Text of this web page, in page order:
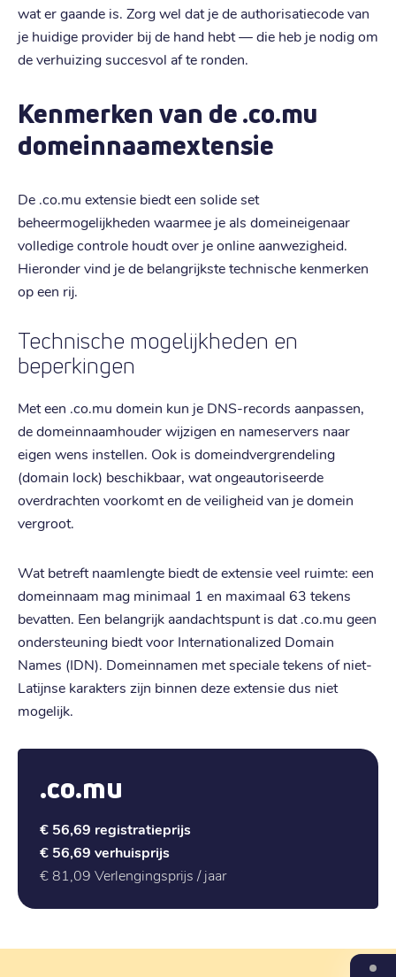
wat er gaande is. Zorg wel dat je de authorisatiecode van
je huidige provider bij de hand hebt — die heb je nodig om
de verhuizing succesvol af te ronden.
Kenmerken van de .co.mu
domeinnaamextensie
De .co.mu extensie biedt een solide set
beheermogelijkheden waarmee je als domeineigenaar
volledige controle houdt over je online aanwezigheid.
Hieronder vind je de belangrijkste technische kenmerken
op een rij.
Technische mogelijkheden en
beperkingen
Met een .co.mu domein kun je DNS-records aanpassen,
de domeinnaamhouder wijzigen en nameservers naar
eigen wens instellen. Ook is domeindvergrendeling
(domain lock) beschikbaar, wat ongeautoriseerde
overdrachten voorkomt en de veiligheid van je domein
vergroot.
Wat betreft naamlengte biedt de extensie veel ruimte: een
domeinnaam mag minimaal 1 en maximaal 63 tekens
bevatten. Een belangrijk aandachtspunt is dat .co.mu geen
ondersteuning biedt voor Internationalized Domain
Names (IDN). Domeinnamen met speciale tekens of niet-
Latijnse karakters zijn binnen deze extensie dus niet
mogelijk.
.co.mu
€ 56,69 registratieprijs
€ 56,69 verhuisprijs
€ 81,09 Verlengingsprijs / jaar